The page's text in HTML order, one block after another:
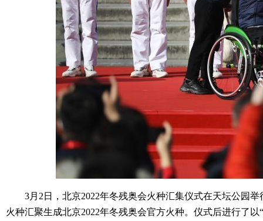
3月2日，北京2022年冬残奥会火种汇集仪式在天坛公园举
火种汇聚生成北京2022年冬残奥会官方火种。仪式后进行了